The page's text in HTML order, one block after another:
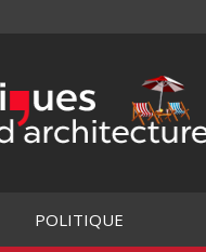
POLITIQUE